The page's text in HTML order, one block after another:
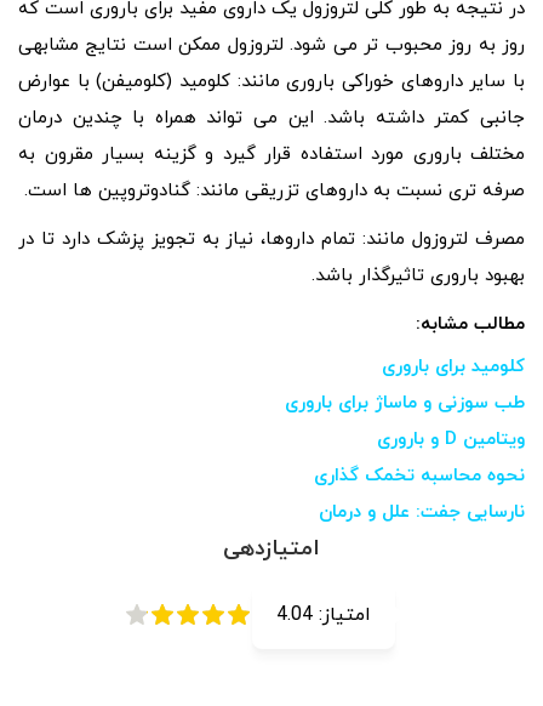
در نتیجه به طور کلی لتروزول یک داروی مفید برای باروری است که
روز به روز محبوب تر می شود. لتروزول ممکن است نتایج مشابهی
با سایر داروهای خوراکی باروری مانند: کلومید (کلومیفن) با عوارض
جانبی کمتر داشته باشد. این می تواند همراه با چندین درمان
مختلف باروری مورد استفاده قرار گیرد و گزینه بسیار مقرون به
صرفه تری نسبت به داروهای تزریقی مانند: گنادوتروپین ها است.
مصرف لتروزول مانند: تمام داروها، نیاز به تجویز پزشک دارد تا در
بهبود باروری تاثیرگذار باشد.
مطالب مشابه:
کلومید برای باروری
طب سوزنی و ماساژ برای باروری
ویتامین D و باروری
نحوه محاسبه تخمک گذاری
نارسایی جفت: علل و درمان
امتیازدهی
امتیاز:4.04